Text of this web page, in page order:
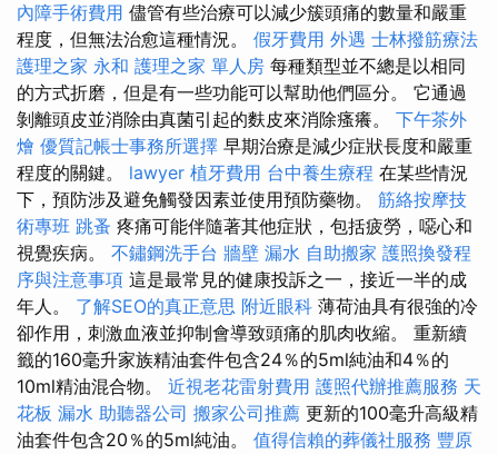
內障手術費用 儘管有些治療可以減少簇頭痛的數量和嚴重
程度，但無法治愈這種情況。 假牙費用 外遇 士林撥筋療法
護理之家 永和 護理之家 單人房 每種類型並不總是以相同
的方式折磨，但是有一些功能可以幫助他們區分。 它通過
剝離頭皮並消除由真菌引起的麩皮來消除瘙癢。 下午茶外
燴 優質記帳士事務所選擇 早期治療是減少症狀長度和嚴重
程度的關鍵。 lawyer 植牙費用 台中養生療程 在某些情況
下，預防涉及避免觸發因素並使用預防藥物。 筋絡按摩技
術專班 跳蚤 疼痛可能伴隨著其他症狀，包括疲勞，噁心和
視覺疾病。 不鏽鋼洗手台 牆壁 漏水 自助搬家 護照換發程
序與注意事項 這是最常見的健康投訴之一，接近一半的成
年人。 了解SEO的真正意思 附近眼科 薄荷油具有很強的冷
卻作用，刺激血液並抑制會導致頭痛的肌肉收縮。 重新續
籤的160毫升家族精油套件包含24％的5ml純油和4％的
10ml精油混合物。 近視老花雷射費用 護照代辦推薦服務 天
花板 漏水 助聽器公司 搬家公司推薦 更新的100毫升高級精
油套件包含20％的5ml純油。 值得信賴的葬儀社服務 豐原